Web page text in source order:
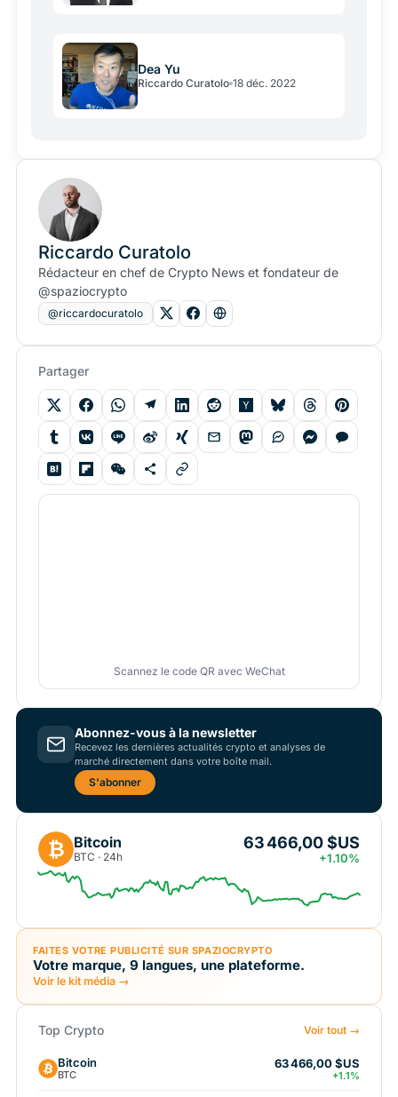
Dea Yu
Riccardo Curatolo 18 déc. 2022
Riccardo Curatolo
Rédacteur en chef de Crypto News et fondateur de
@spaziocrypto
@riccardocuratolo
Partager
Scannez le code QR avec WeChat
Abonnez-vous à la newsletter
Recevez les dernières actualités crypto et analyses de
marché directement dans votre boîte mail.
S'abonner
₿ Bitcoin
BTC · 24h
63 466,00 $US
+1.10%
FAITES VOTRE PUBLICITÉ SUR SPAZIOCRYPTO
Votre marque, 9 langues, une plateforme.
Voir le kit média →
Top Crypto Voir tout →
Bitcoin
BTC
63 466,00 $US
+1.1%